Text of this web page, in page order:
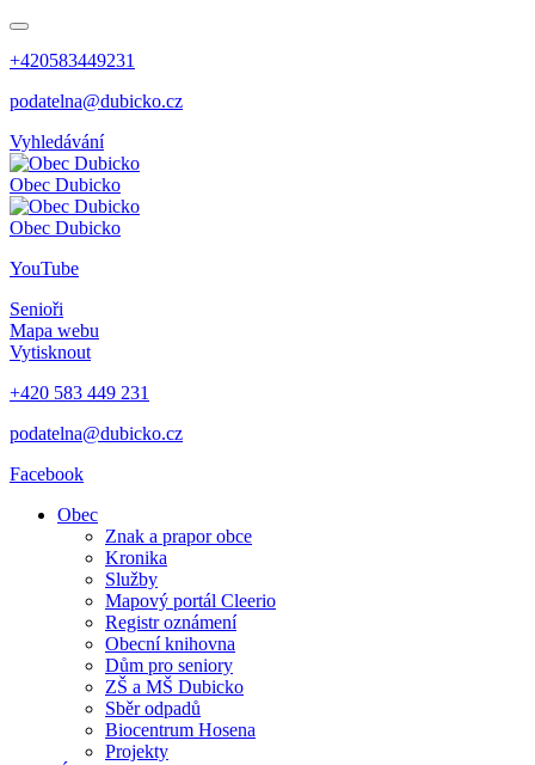
+420583449231
podatelna@dubicko.cz
Vyhledávání
Obec Dubicko
Obec Dubicko
YouTube
Senioři
Mapa webu
Vytisknout
+420 583 449 231
podatelna@dubicko.cz
Facebook
Obec
Znak a prapor obce
Kronika
Služby
Mapový portál Cleerio
Registr oznámení
Obecní knihovna
Dům pro seniory
ZŠ a MŠ Dubicko
Sběr odpadů
Biocentrum Hosena
Projekty